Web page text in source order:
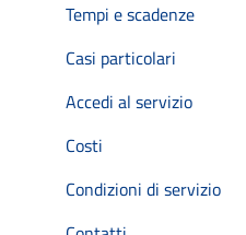
Tempi e scadenze
Casi particolari
Accedi al servizio
Costi
Condizioni di servizio